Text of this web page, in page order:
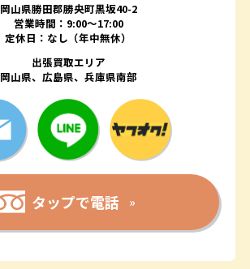
岡山県勝田郡勝央町黒坂40-2
営業時間：9:00～17:00
定休日：なし（年中無休）
出張買取エリア
岡山県、広島県、兵庫県南部
タップで電話